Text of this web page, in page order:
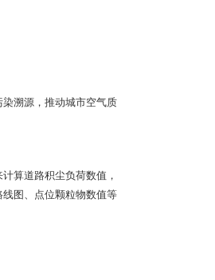
溯源，推动城市空气质
算道路积尘负荷数值，
图、点位颗粒物数值等